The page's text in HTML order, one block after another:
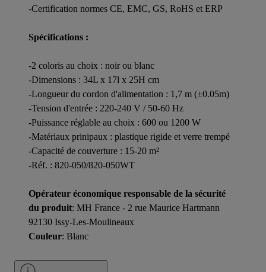
-Certification normes CE, EMC, GS, RoHS et ERP
Spécifications :
-2 coloris au choix : noir ou blanc
-Dimensions : 34L x 17l x 25H cm
-Longueur du cordon d'alimentation : 1,7 m (±0.05m)
-Tension d'entrée : 220-240 V / 50-60 Hz
-Puissance réglable au choix : 600 ou 1200 W
-Matériaux prinipaux : plastique rigide et verre trempé
-Capacité de couverture : 15-20 m²
-Réf. : 820-050/820-050WT
Opérateur économique responsable de la sécurité
du produit: MH France - 2 rue Maurice Hartmann
92130 Issy-Les-Moulineaux
Couleur: Blanc